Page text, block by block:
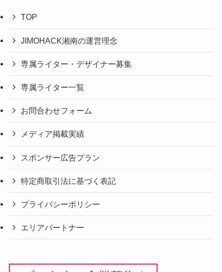
TOP
JIMOHACK湘南の運営理念
専属ライター・デザイナー募集
専属ライター一覧
お問合わせフォーム
メディア掲載実績
スポンサー広告プラン
特定商取引法に基づく表記
プライバシーポリシー
エリアパートナー